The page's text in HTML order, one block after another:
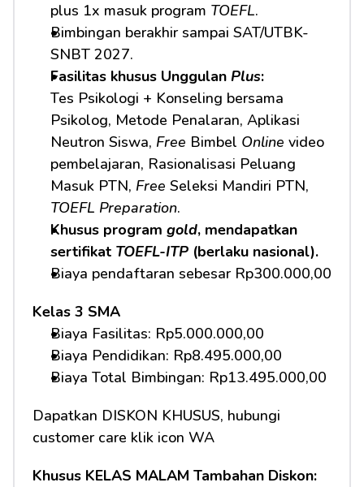
plus 1x masuk program TOEFL.
Bimbingan berakhir sampai SAT/UTBK-
SNBT 2027.
Fasilitas khusus Unggulan Plus:
Tes Psikologi + Konseling bersama
Psikolog, Metode Penalaran, Aplikasi
Neutron Siswa, Free Bimbel Online video
pembelajaran, Rasionalisasi Peluang
Masuk PTN, Free
TOEFL Preparation.
Khusus program gold, mendapatkan
sertifikat TOEFL-ITP (berlaku nasional).
Biaya pendaftaran sebesar Rp300.000,00
Kelas 3 SMA
Biaya Fasilitas: Rp5.000.000,00
Biaya Pendidikan: Rp8.495.000,00
Biaya Total Bimbingan: Rp13.495.000,00
Dapatkan DISKON KHUSUS, hubungi
customer care klik icon WA
Khusus KELAS MALAM Tambahan Diskon: